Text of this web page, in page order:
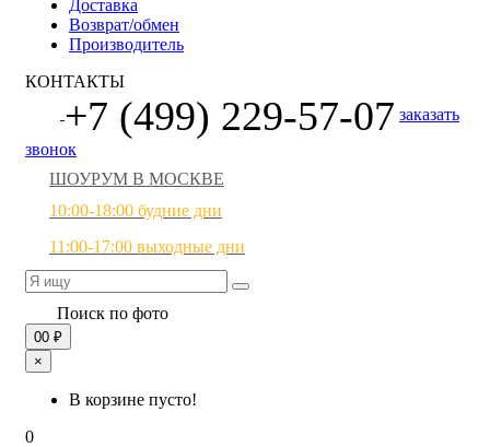
Доставка
Возврат/обмен
Производитель
КОНТАКТЫ
+7 (499) 229-57-07 заказать
звонок
ШОУРУМ В МОСКВЕ
10:00-18:00 будние дни
11:00-17:00 выходные дни
Поиск по фото
00 ₽
×
В корзине пусто!
0